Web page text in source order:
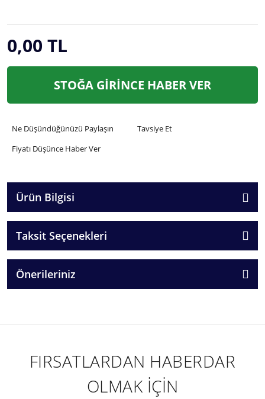
0,00 TL
STOĞA GİRİNCE HABER VER
Ne Düşündüğünüzü Paylaşın
Tavsiye Et
Fiyatı Düşünce Haber Ver
Ürün Bilgisi
Taksit Seçenekleri
Önerileriniz
FIRSATLARDAN HABERDAR
OLMAK İÇİN